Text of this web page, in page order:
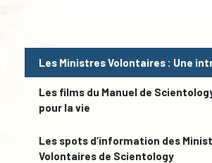
Les Ministres Volontaires : Une
Les films du Manuel de
pour la vie
Les spots d’information des
Volontaires de Scientology